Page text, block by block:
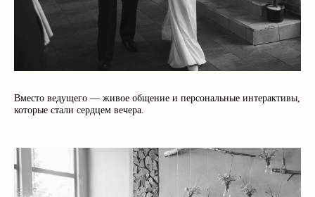
Вместо ведущего — живое общение и персональные интерактивы,
которые стали сердцем вечера.